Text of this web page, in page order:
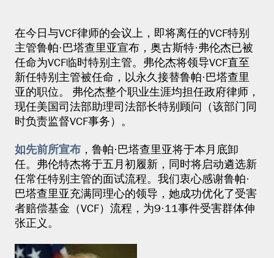
在今日与VCF律师的会议上，即将离任的VCF特别
主管鲁帕·巴塔查里亚宣布， 奥古斯特·弗伦杰已被
任命为VCF临时特别主管。弗伦杰将领导VCF直至
新任特别主管被任命，以永久接替鲁帕·巴塔查里
亚的职位。 弗伦杰整个职业生涯均担任政府律师，
现任美国司法部助理司法部长特别顾问（该部门同
时负责监督VCF事务）。
如先前所宣布 ，鲁帕·巴塔查里亚将于本月底卸
任。弗伦特杰将于五月初履新，同时将启动遴选新
任常任特别主管的面试流程。我们衷心感谢鲁帕·
巴塔查里亚充满同理心的领导，她成功优化了受害
者赔偿基金（VCF）流程，为9·11事件受害群体伸
张正义。